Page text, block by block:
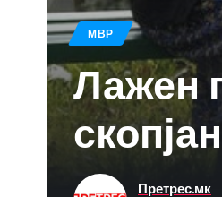
МВР
Лажен
Претрес.мк